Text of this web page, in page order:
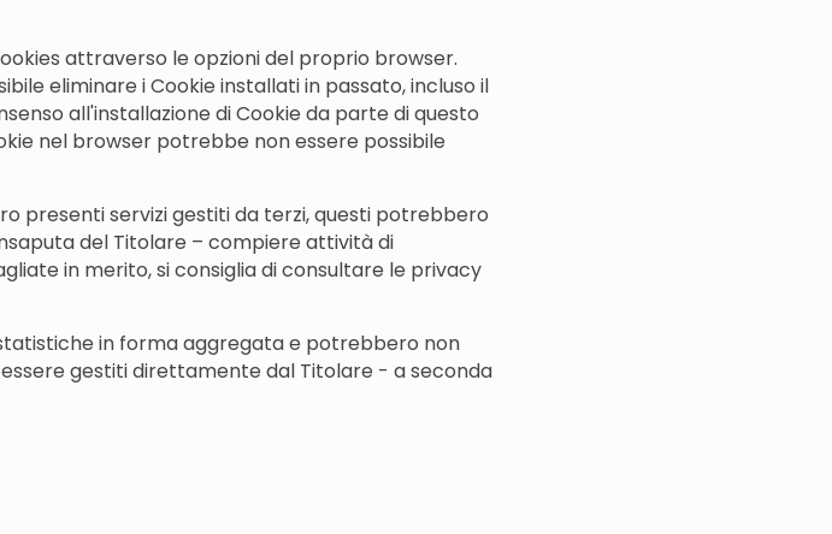
attraverso le opzioni del proprio browser.
eliminare i Cookie installati in passato, incluso il
all'installazione di Cookie da parte di questo
nel browser potrebbe non essere possibile
presenti servizi gestiti da terzi, questi potrebbero
del Titolare – compiere attività di
in merito, si consiglia di consultare le privacy
in forma aggregata e potrebbero non
gestiti direttamente dal Titolare - a seconda